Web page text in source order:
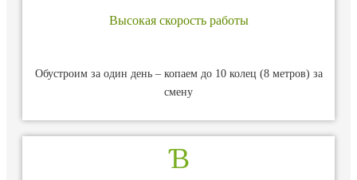
Высокая скорость работы
Обустроим за один день – копаем до 10 колец (8 метров) за
смену